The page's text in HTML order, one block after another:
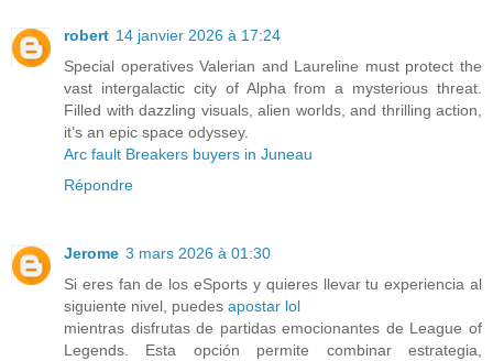
robert 14 janvier 2026 à 17:24
Special operatives Valerian and Laureline must protect the
vast intergalactic city of Alpha from a mysterious threat.
Filled with dazzling visuals, alien worlds, and thrilling action,
it’s an epic space odyssey.
Arc fault Breakers buyers in Juneau
Répondre
Jerome 3 mars 2026 à 01:30
Si eres fan de los eSports y quieres llevar tu experiencia al
siguiente nivel, puedes apostar lol
mientras disfrutas de partidas emocionantes de League of
Legends. Esta opción permite combinar estrategia,